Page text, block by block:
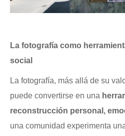
La fotografía como
social
La fotografía, más allá de su
puede convertirse en una
reconstrucción personal,
una comunidad experimenta